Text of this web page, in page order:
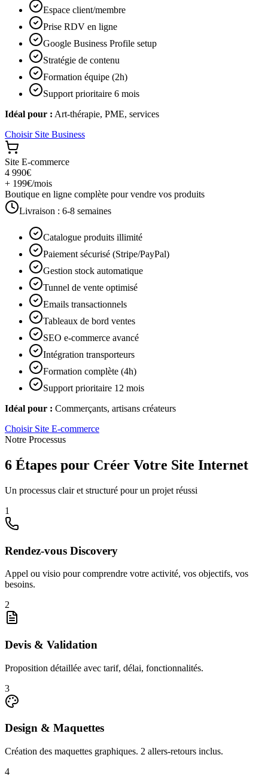
Espace client/membre
Prise RDV en ligne
Google Business Profile setup
Stratégie de contenu
Formation équipe (2h)
Support prioritaire 6 mois
Idéal pour : Art-thérapie, PME, services
Choisir Site Business
Site E-commerce
4 990€
+ 199€/mois
Boutique en ligne complète pour vendre vos produits
Livraison : 6-8 semaines
Catalogue produits illimité
Paiement sécurisé (Stripe/PayPal)
Gestion stock automatique
Tunnel de vente optimisé
Emails transactionnels
Tableaux de bord ventes
SEO e-commerce avancé
Intégration transporteurs
Formation complète (4h)
Support prioritaire 12 mois
Idéal pour : Commerçants, artisans créateurs
Choisir Site E-commerce
Notre Processus
6 Étapes pour Créer Votre Site Internet
Un processus clair et structuré pour un projet réussi
1
Rendez-vous Discovery
Appel ou visio pour comprendre votre activité, vos objectifs, vos
besoins.
2
Devis & Validation
Proposition détaillée avec tarif, délai, fonctionnalités.
3
Design & Maquettes
Création des maquettes graphiques. 2 allers-retours inclus.
4